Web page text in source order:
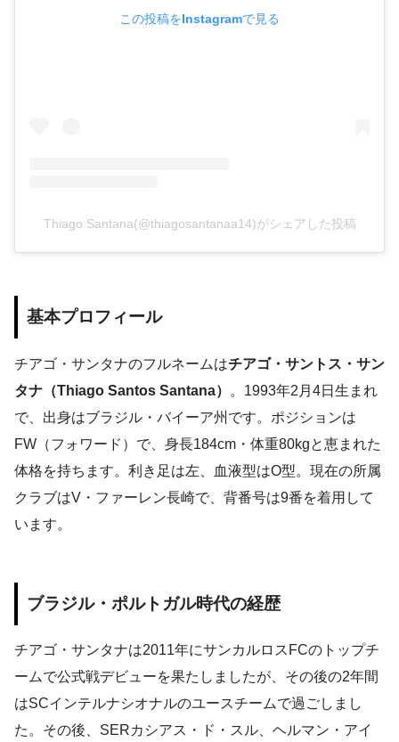
この投稿をInstagramで見る
Thiago Santana(@thiagosantanaa14)がシェアした投稿
基本プロフィール
チアゴ・サンタナのフルネームはチアゴ・サントス・サン
タナ（Thiago Santos Santana）
。1993年2月4日生まれ
で、出身はブラジル・バイーア州です。ポジションは
FW（フォワード）で、身長184cm・体重80kgと恵まれた
体格を持ちます。利き足は左、血液型はO型。現在の所属
クラブはV・ファーレン長崎で、背番号は9番を着用して
います。
ブラジル・ポルトガル時代の経歴
チアゴ・サンタナは2011年にサンカルロスFCのトップチ
ームで公式戦デビューを果たしましたが、その後の2年間
はSCインテルナシオナルのユースチームで過ごしまし
た。その後、SERカシアス・ド・スル、ヘルマン・アイ